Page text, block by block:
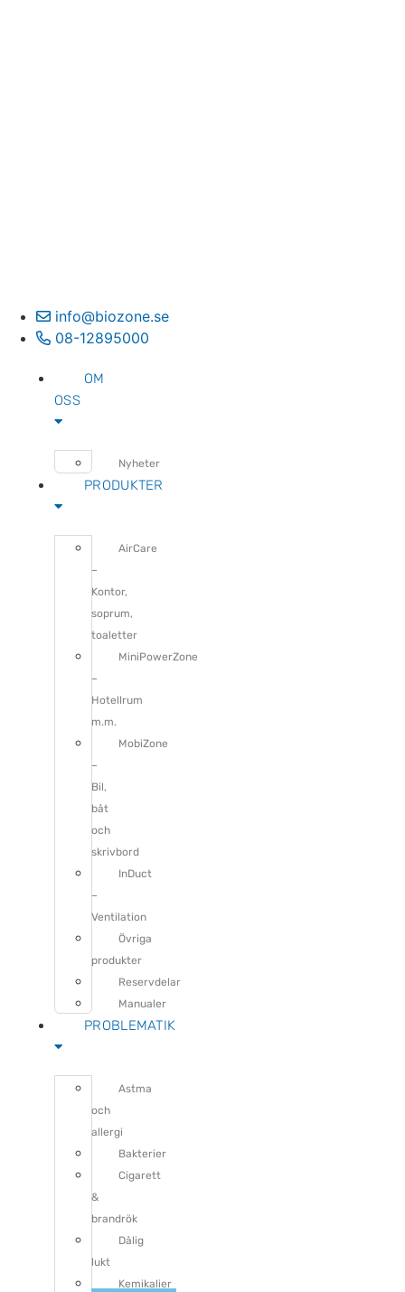
info@biozone.se
08-12895000
OM
OSS
Nyheter
PRODUKTER
AirCare
–
Kontor,
soprum,
toaletter
MiniPowerZone
–
Hotellrum
m.m.
MobiZone
–
Bil,
båt
och
skrivbord
InDuct
–
Ventilation
Övriga
produkter
Reservdelar
Manualer
PROBLEMATIK
Astma
och
allergi
Bakterier
Cigarett
&
brandrök
Dålig
lukt
Kemikalier